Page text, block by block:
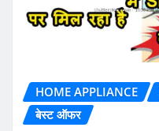
HOME APPLIANCE
बेस्ट ऑफर